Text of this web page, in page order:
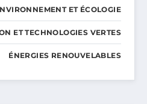
ET ÉCOLOGIE
ET TECHNOLOGIES VERTES
ÉNERGIES RENOUVELABLES